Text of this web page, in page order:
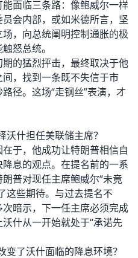
面临三条路：像鲍威尔一样
会内部，或如米德所言，坚
，向总统阐明控制通胀的极
怒总统。
的猛烈抨击，最终取决于他
，找到一条既不失信于市
径。这场“走钢丝”表演，才
什担任美联储主席？
于，他成功让特朗普相信自
息的观点。在提名前的一系
普对现任主席鲍威尔“未竟
这些期待。与过去提名不
暗示，下一任主席必须完成
什从一开始就处于“承诺先
了沃什面临的降息环境？